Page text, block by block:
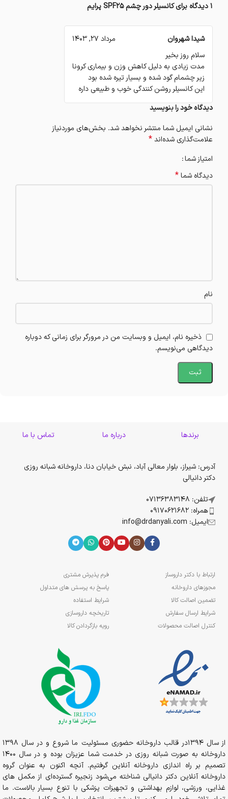
1 دیدگاه برای کانسیلر دور چشم SPF25 پرایم
شیدا شهروان
مرداد 27, 1403
سلام روز بخیر
مدت زیادی به دلیل کاهش وزن و بیماری کرونا
زیر چشمام گود شده و بسیار تیره شده بود
این کانسیلر روشن کنندگی خوب و طبیعی داره
دیدگاه خود را بنویسید
نشانی ایمیل شما منتشر نخواهد شد. بخش‌های موردنیاز
علامت‌گذاری شده‌اند*
امتیاز شما
دیدگاه شما*
نام
ذخیره نام، ایمیل و وبسایت من در مرورگر برای زمانی که دوباره
دیدگاهی می‌نویسم.
برندها درباره ما تماس با ما
آدرس: شیراز، بلوار معالی آباد، نبش خیابان دنا، داروخانه شبانه روزی
دکتر دانیالی
تلفن: 07136383148
همراه: 09170621682
ایمیل: info@drdanyali.com
ارتباط با دکتر داروساز
مجوزهای داروخانه
تضمین اصالت کالا
شرایط ارسال سفارش
کنترل اصالت محصولات
فرم پذیرش مشتری
پاسخ به پرسش های متداول
شرایط استفاده
تاریخچه داروسازی
رویه بازگردادن کالا
از سال 1394در قالب داروخانه حضوری مسئولیت ما شروع و در سال 1398
داروخانه به صورت شبانه روزی در خدمت شما عزیزان بوده و در سال 1400
تصمیم بر راه اندازی داروخانه آنلاین گرفتیم. آنچه اکنون به عنوان گروه
داروخانه آنلاین دکتر دانیالی شناخته می‌شود زنجیره گسترده‌ای از مکمل های
غذایی، ورزشی، لوازم بهداشتی و تجهیزات پزشکی با تنوع بسیار بالاست. ما